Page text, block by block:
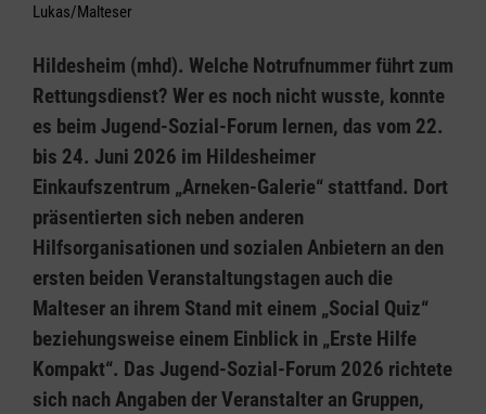
Lukas/Malteser
Hildesheim (mhd). Welche Notrufnummer führt zum
Rettungsdienst? Wer es noch nicht wusste, konnte
es beim Jugend-Sozial-Forum lernen, das vom 22.
bis 24. Juni 2026 im Hildesheimer
Einkaufszentrum „Arneken-Galerie“ stattfand. Dort
präsentierten sich neben anderen
Hilfsorganisationen und sozialen Anbietern an den
ersten beiden Veranstaltungstagen auch die
Malteser an ihrem Stand mit einem „Social Quiz“
beziehungsweise einem Einblick in „Erste Hilfe
Kompakt“. Das Jugend-Sozial-Forum 2026 richtete
sich nach Angaben der Veranstalter an Gruppen,